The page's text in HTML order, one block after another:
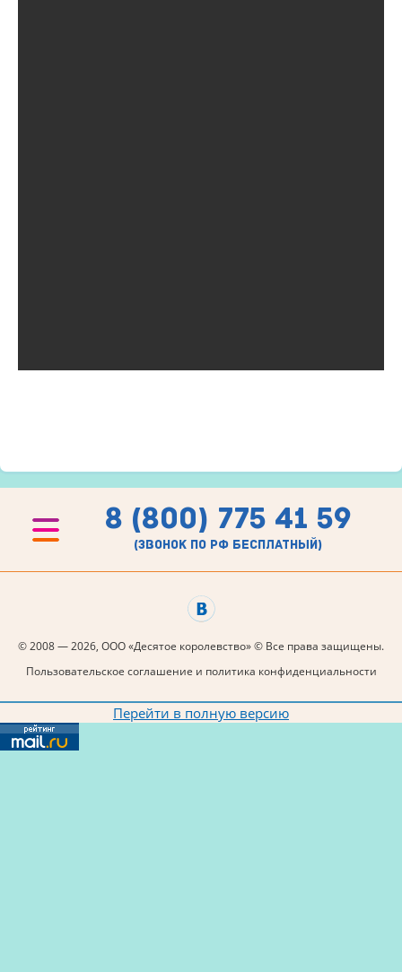
8 (800) 775 41 59
(звонок по рф бесплатный)
© 2008 — 2026, ООО «Десятое королевство» © Все права защищены.
Пользовательское соглашение и политика конфиденциальности
Перейти в полную версию